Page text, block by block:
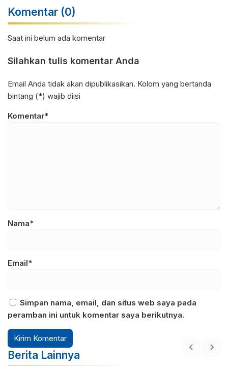
Komentar (0)
Saat ini belum ada komentar
Silahkan tulis komentar Anda
Email Anda tidak akan dipublikasikan. Kolom yang bertanda
bintang (*) wajib diisi
Komentar*
Nama*
Email*
Simpan nama, email, dan situs web saya pada
peramban ini untuk komentar saya berikutnya.
Berita Lainnya